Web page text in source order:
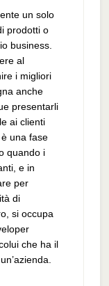
un solo
prodotti o
business.
al
i migliori
anche
presentarli
ai clienti
una fase
quando i
e in
per
di
si occupa
che ha il